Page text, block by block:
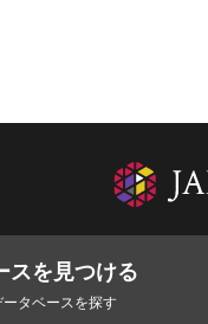
スを見つける
タベースを探す